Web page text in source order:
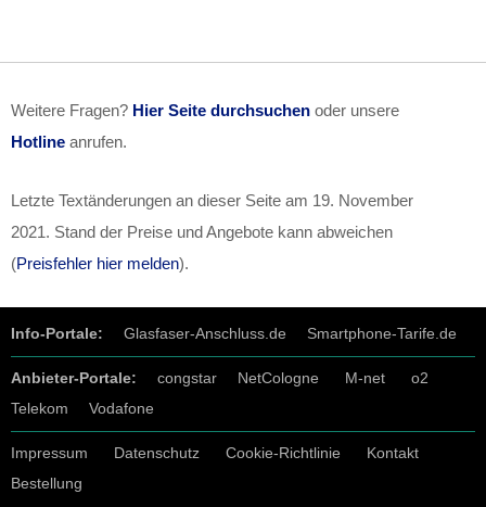
Weitere Fragen? Hier Seite durchsuchen oder unsere
Hotline anrufen.
Letzte Textänderungen an dieser Seite am 19. November
2021 . Stand der Preise und Angebote kann abweichen
(Preisfehler hier melden).
Info-Portale: Glasfaser-Anschluss.de Smartphone-Tarife.de
Anbieter-Portale: congstar NetCologne M-net
o2
Telekom
Vodafone
Impressum Datenschutz Cookie-Richtlinie
Kontakt
Bestellung